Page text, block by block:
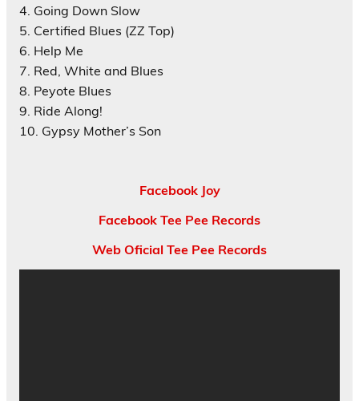
4. Going Down Slow
5. Certified Blues (ZZ Top)
6. Help Me
7. Red, White and Blues
8. Peyote Blues
9. Ride Along!
10. Gypsy Mother’s Son
Facebook Joy
Facebook Tee Pee Records
Web Oficial Tee Pee Records